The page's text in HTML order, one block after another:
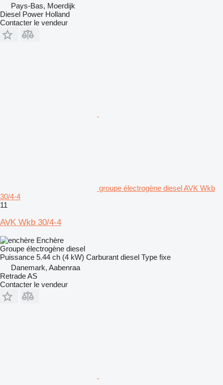
Pays-Bas, Moerdijk
Diesel Power Holland
Contacter le vendeur
groupe électrogène diesel AVK Wkb
30/4-4
11
AVK Wkb 30/4-4
Enchère
Groupe électrogène diesel
Puissance 5.44 ch (4 kW) Carburant diesel Type fixe
Danemark, Aabenraa
Retrade AS
Contacter le vendeur